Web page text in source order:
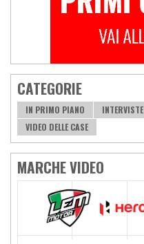
CATEGORIE
IN PRIMO PIANO INTERVISTE
VIDEO DELLE CASE
MARCHE VIDEO